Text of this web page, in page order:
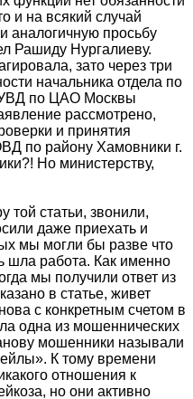
и на всякий случай
аналогичную просьбу
Рашиду Нургалиеву.
зато через три
начальника отдела по
УВД по ЦАО Москвы
рассмотрено,
и принятия
по району Хамовники г.
Но министерству,
той статьи, звонили,
даже приехать и
мы могли бы разве что
шла работа. Как именно
мы получили ответ из
в статье, живет
с конкретным счетом в
одна из мошеннических
мошенники называли
К тому времени
отношения к
но они активно